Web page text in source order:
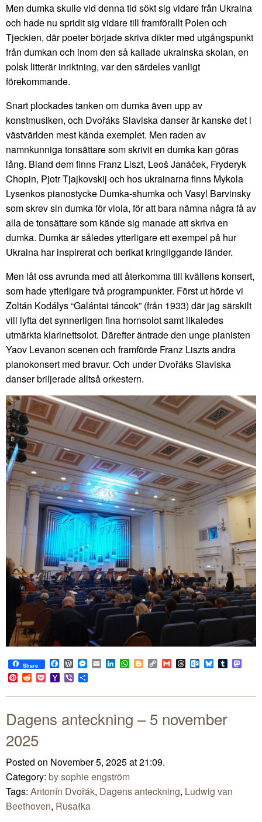
Men dumka skulle vid denna tid sökt sig vidare från Ukraina
och hade nu spridit sig vidare till framförallt Polen och
Tjeckien, där poeter började skriva dikter med utgångspunkt
från dumkan och inom den så kallade ukrainska skolan, en
polsk litterär inriktning, var den särdeles vanligt
förekommande.
Snart plockades tanken om dumka även upp av
konstmusiken, och Dvořáks Slaviska danser är kanske det i
västvärlden mest kända exemplet. Men raden av
namnkunniga tonsättare som skrivit en dumka kan göras
lång. Bland dem finns Franz Liszt, Leoš Janáček, Fryderyk
Chopin, Pjotr Tjajkovskij och hos ukrainarna finns Mykola
Lysenkos pianostycke Dumka-shumka och Vasyl Barvinsky
som skrev sin dumka för viola, för att bara nämna några få av
alla de tonsättare som kände sig manade att skriva en
dumka. Dumka är således ytterligare ett exempel på hur
Ukraina har inspirerat och berikat kringliggande länder.
Men låt oss avrunda med att återkomma till kvällens konsert,
som hade ytterligare två programpunkter. Först ut hörde vi
Zoltán Kodálys “Galántai táncok” (från 1933) där jag särskilt
vill lyfta det synnerligen fina hornsolot samt likaledes
utmärkta klarinettsolot. Därefter äntrade den unge pianisten
Yaov Levanon scenen och framförde Franz Liszts andra
pianokonsert med bravur. Och under Dvořáks Slaviska
danser briljerade alltså orkestern.
Share Facebook
WordPress
Messenger
EmailLinkedIn
WhatsApp
BloggerCopy
Link
GmailThreadsOutlook.com
BlueskyTumblr
Pinterest
RedditPocketYahoo
Mail
Viber
Dagens anteckning – 5 november
2025
Posted on November 5, 2025 at 21:09.
Category: by sophie engström
Tags: Antonín Dvořák, Dagens anteckning, Ludwig van
Beethoven, Rusałka